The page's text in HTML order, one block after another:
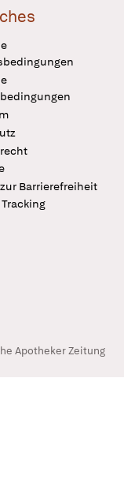
Barrierefreiheit
Apotheker Zeitung